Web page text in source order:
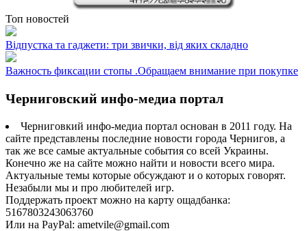
Топ новостей
Відпустка та гаджети: три звички, від яких складно
Важность фиксации стопы .Обращаем внимание при покупке
Черниговский инфо-медиа портал
Черниговкий инфо-медиа портал основан в 2011 году. На
сайте представлены последние новости города Чернигов, а
так же все самые актуальные события со всей Украины.
Конечно же на сайте можно найти и новости всего мира.
Актуальные темы которые обсуждают и о которых говорят.
Незабыли мы и про любителей игр.
Поддержать проект можно на карту ощадбанка:
5167803243063760
Или на PayPal: ametvile@gmail.com